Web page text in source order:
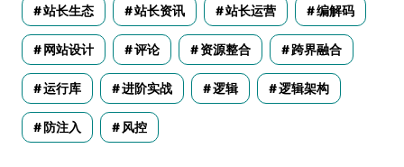
站长生态 站长资讯 站长运营 编解码
网站设计 评论 资源整合 跨界融合
运行库 进阶实战 逻辑 逻辑架构
防注入 风控